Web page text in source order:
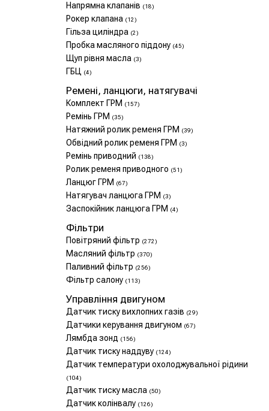
Напрямна клапанів (18)
Рокер клапана (12)
Гільза циліндра (2)
Пробка масляного піддону (45)
Щуп рівня масла (3)
ГБЦ (4)
Ремені, ланцюги, натягувачі
Комплект ГРМ (157)
Ремінь ГРМ (35)
Натяжний ролик ременя ГРМ (39)
Обвідний ролик ременя ГРМ (3)
Ремінь приводний (138)
Ролик ременя приводного (51)
Ланцюг ГРМ (67)
Натягувач ланцюга ГРМ (3)
Заспокійник ланцюга ГРМ (4)
Фільтри
Повітряний фільтр (272)
Масляний фільтр (370)
Паливний фільтр (256)
Фільтр салону (113)
Управління двигуном
Датчик тиску вихлопних газів (29)
Датчики керування двигуном (67)
Лямбда зонд (156)
Датчик тиску наддуву (124)
Датчик температури охолоджувальної рідини
(104)
Датчик тиску масла (50)
Датчик колінвалу (126)